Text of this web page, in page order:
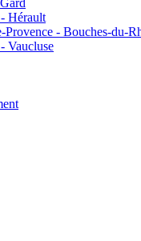
Hérault
Provence - Bouches-du-
Vaucluse